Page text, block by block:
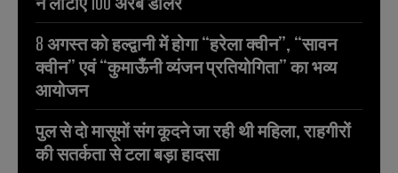
8 अगस्त को हल्द्वानी में होगा “हरेला क्वीन”, “सावन
क्वीन” एवं “कुमाऊँनी व्यंजन प्रतियोगिता” का भव्य
आयोजन
पुल से दो मासूमों संग कूदने जा रही थी महिला, राहगीरों
की सतर्कता से टला बड़ा हादसा